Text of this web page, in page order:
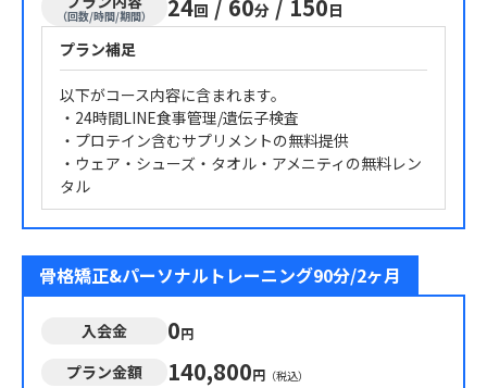
（回数/時間/期間） 24回 / 60分 / 150日
プラン補足
以下がコース内容に含まれます。
・24時間LINE食事管理/遺伝子検査
・プロテイン含むサプリメントの無料提供
・ウェア・シューズ・タオル・アメニティの無料レン
タル
骨格矯正&パーソナルトレーニング90分/2ヶ月
入会金 0円
プラン金額 140,800円 （税込）